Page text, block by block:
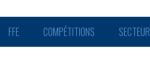
FFE COMPÉTITIONS